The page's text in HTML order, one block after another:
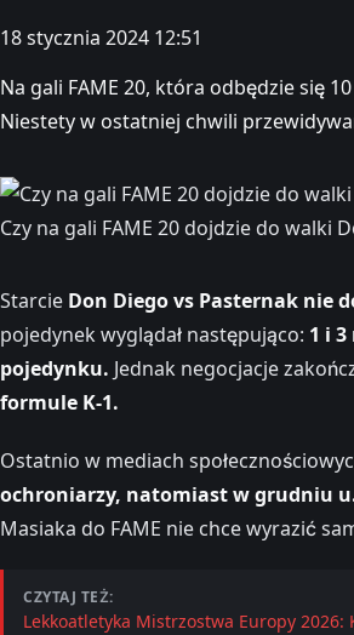
18 stycznia 2024 12:51
Na gali FAME 20, która odbędzie się
Niestety w ostatniej chwili
Czy na gali FAME 20 dojdzie do walki
Starcie Don Diego vs Pasternak nie
pojedynek wyglądał następująco: 1 i
pojedynku. Jednak negocjacje
formule K-1.
Ostatnio w mediach
ochroniarzy, natomiast w grudniu
Masiaka do FAME nie chce wyrazić
CZYTAJ TEŻ:
Lekkoatletyka Mistrzostwa Europy